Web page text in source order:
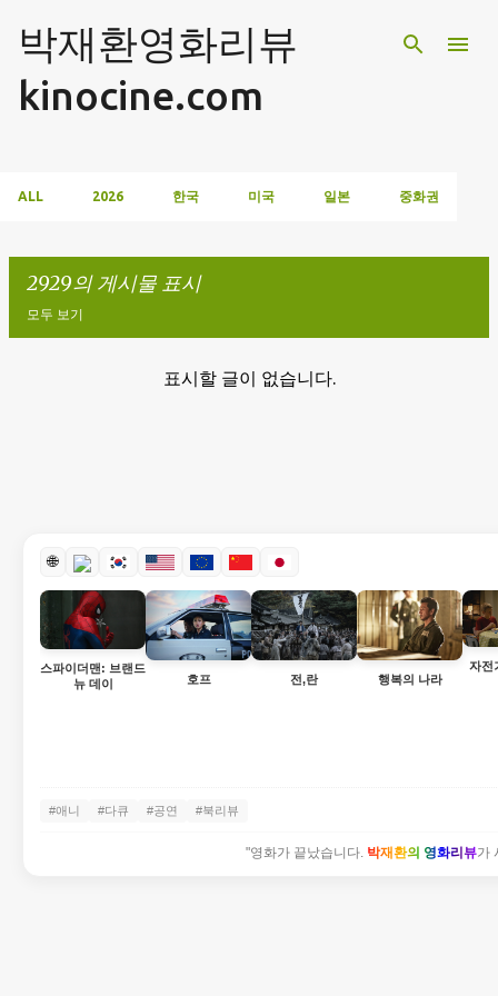
기본 콘텐츠로 건너뛰기
박재환영화리뷰
kinocine.com
ALL 2026 한국 미국 일본 중화권
2929의 게시물 표시
모두 보기
표시할 글이 없습니다.
🌐
스파이더맨: 브랜드
뉴 데이
호프 전,란 행복의 나라
자전
#애니 #다큐 #공연 #북리뷰
"영화가 끝났습니다. 박재환의 영화리뷰가